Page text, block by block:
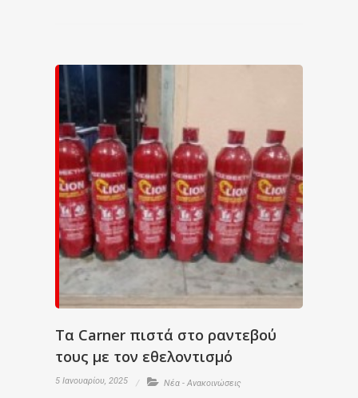
Τα Carner πιστά στο ραντεβού
τους με τον εθελοντισμό
5 Ιανουαρίου, 2025 Νέα - Ανακοινώσεις